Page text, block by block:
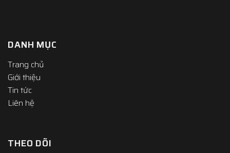
DANH MỤC
Trang chủ
Giới thiệu
Tin tức
Liên hệ
THEO DÕI